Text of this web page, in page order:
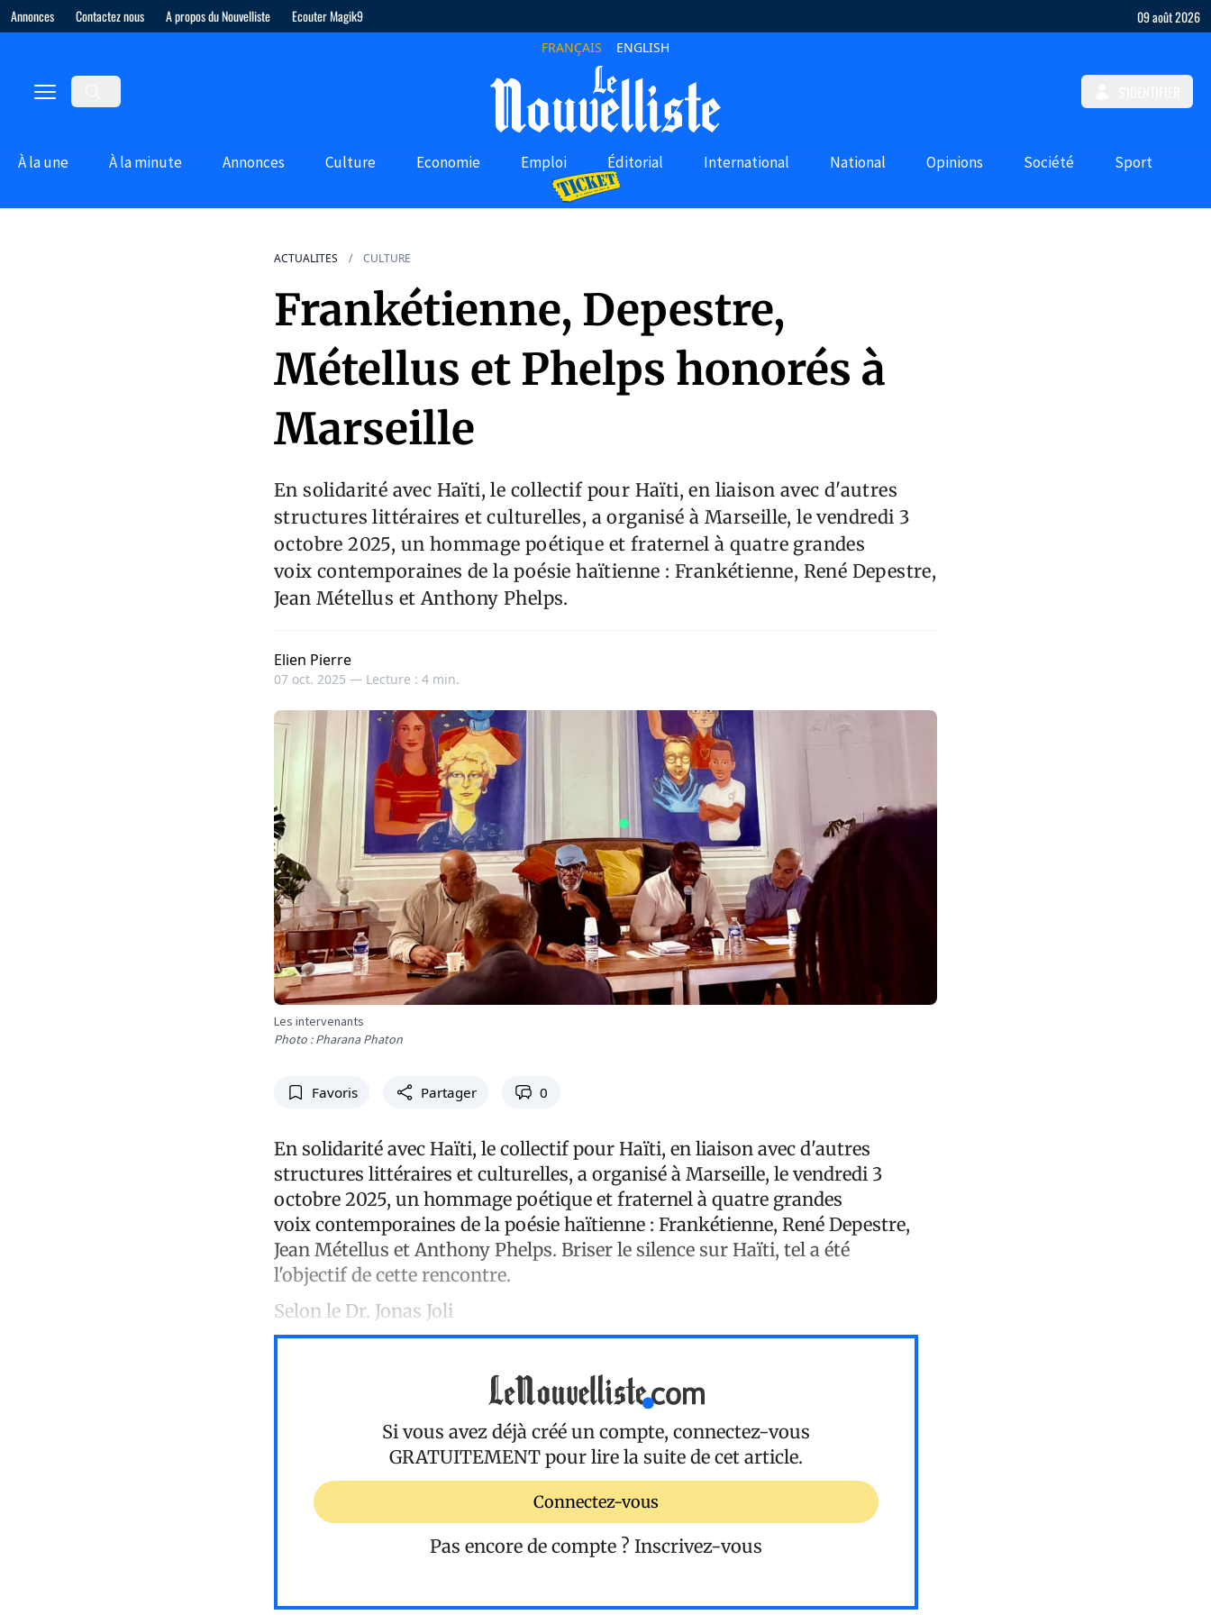
Annonces Contactez nous A propos du Nouvelliste Ecouter Magik9 09 août 2026
FRANÇAIS ENGLISH
À la une À la minute Annonces Culture Economie Emploi Éditorial International National Opinions Société Sport
ACTUALITES CULTURE
Frankétienne, Depestre,
Métellus et Phelps honorés à
Marseille
En solidarité avec Haïti, le collectif pour Haïti, en liaison avec d'autres
structures littéraires et culturelles, a organisé à Marseille, le vendredi 3
octobre 2025, un hommage poétique et fraternel à quatre grandes
voix contemporaines de la poésie haïtienne : Frankétienne, René Depestre,
Jean Métellus et Anthony Phelps.
Elien Pierre
07 oct. 2025 — Lecture : 4 min.
Les intervenants
Photo : Pharana Phaton
Favoris Partager 0
En solidarité avec Haïti, le collectif pour Haïti, en liaison avec d'autres
structures littéraires et culturelles, a organisé à Marseille, le vendredi 3
octobre 2025, un hommage poétique et fraternel à quatre grandes
voix contemporaines de la poésie haïtienne : Frankétienne, René Depestre,
Jean Métellus et Anthony Phelps. Briser le silence sur Haïti, tel a été
l'objectif de cette rencontre.
Selon le Dr. Jonas Joli
Si vous avez déjà créé un compte, connectez-vous
GRATUITEMENT pour lire la suite de cet article.
Connectez-vous
Pas encore de compte ? Inscrivez-vous